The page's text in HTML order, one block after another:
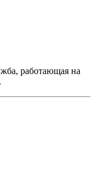
работающая на